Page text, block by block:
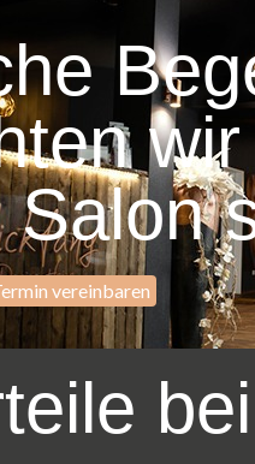
vereinbaren